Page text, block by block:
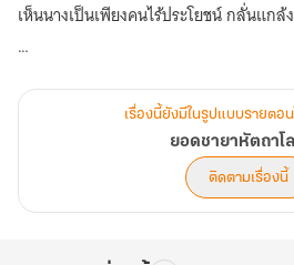
เห็นนางเป็นเพียงคนไร้ประโยชน์ กลั่นแก
อีก“สวรรค์อนุญาตให้ข้าได้มีชีวิตขึ้นมาอีกค
คนอื่นพรากเอาไปได้เด็ดขาด!”."
เรื่องนี้ยังมีในรูปแบบรายตอ
ยอดชายาหัตถาโ
ติดตามเรื่องนี้